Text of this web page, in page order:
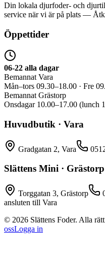
Din lokala djurfoder- och
service när vi är på plats —
Öppettider
06-22 alla dagar
Bemannat Vara
Mån–tors 09.30–18.00 · Fre
Bemannat Grästorp
Onsdagar 10.00–17.00 (lunch
Huvudbutik · Vara
Gradgatan 2, Vara
Slättens Mini · Grästorp
Torggatan 3, Grästorp
ansluten till Vara
© 2026 Slättens Foder. Alla
ossLogga in